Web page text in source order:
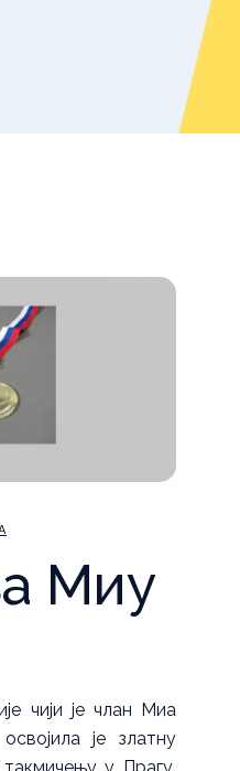
Миу
чији је члан Миа
је златну